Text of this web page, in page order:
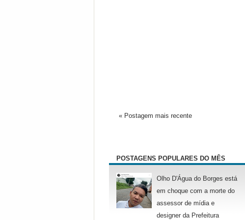
« Postagem mais recente
POSTAGENS POPULARES DO MÊS
Olho D'Água do Borges está
em choque com a morte do
assessor de mídia e
designer da Prefeitura